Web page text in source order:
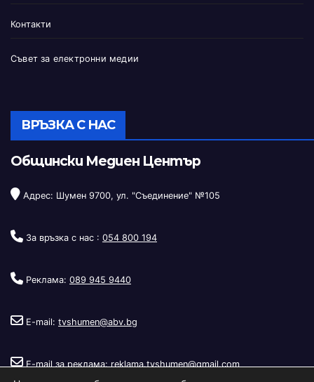
Контакти
Съвет за електронни медии
ВРЪЗКА С НАС
Общински Медиен Център
Адрес: Шумен 9700, ул. "Съединение" №105
За връзка с нас : 054 800 194
Реклама: 089 945 9440
E-mail: tvshumen@abv.bg
E-mail за реклама: reklama.tvshumen@gmail.com